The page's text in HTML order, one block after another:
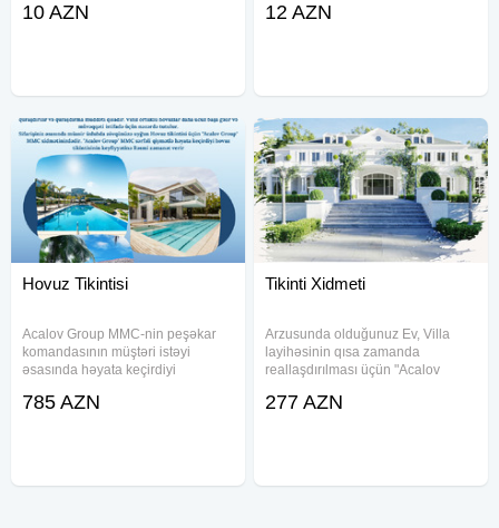
dekorlar. tedbir dekoru. furset stol.
10 AZN
Abyekt sarlar. Abyekt warlar.
12 AZN
Hovuz Tikintisi
Acalov Group MMC-nin peşəkar
komandasının müştəri istəyi
əsasında həyata keçirdiyi
görüntüləri sizlərə təqdim edirik!
785 AZN
Tikinti Xidmeti
Arzusunda olduğunuz Ev, Villa
layihəsinin qısa zamanda
reallaşdırılması üçün "Acalov
Tikinti inşaat normalarına uyğun
277 AZN